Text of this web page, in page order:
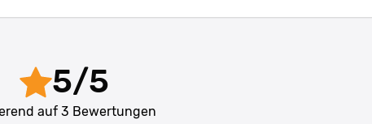
5/5
auf 3 Bewertungen